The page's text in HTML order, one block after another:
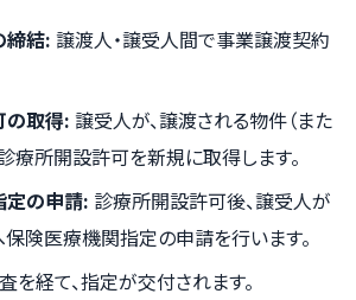
締結: 譲渡人・譲受人間で事業譲渡契約
の取得: 譲受人が、譲渡される物件（また
療所開設許可を新規に取得します。
定の申請: 診療所開設許可後、譲受人が
険医療機関指定の申請を行います。
を経て、指定が交付されます。